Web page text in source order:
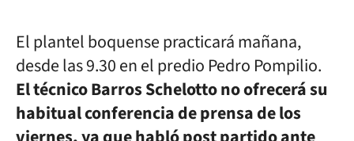
El plantel boquense practicará mañana,
desde las 9.30 en el predio Pedro Pompilio.
El técnico Barros Schelotto no ofrecerá su
habitual conferencia de prensa de los